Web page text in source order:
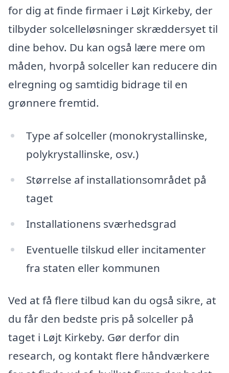
for dig at finde firmaer i Løjt Kirkeby, der
tilbyder solcelleløsninger skræddersyet til
dine behov. Du kan også lære mere om
måden, hvorpå solceller kan reducere din
elregning og samtidig bidrage til en
grønnere fremtid.
Type af solceller (monokrystallinske,
polykrystallinske, osv.)
Størrelse af installationsområdet på
taget
Installationens sværhedsgrad
Eventuelle tilskud eller incitamenter
fra staten eller kommunen
Ved at få flere tilbud kan du også sikre, at
du får den bedste pris på solceller på
taget i Løjt Kirkeby. Gør derfor din
research, og kontakt flere håndværkere